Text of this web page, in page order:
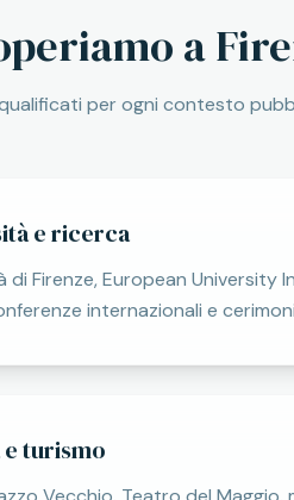
a
per ogni contesto
e ricerca
di Firenze, European University
internazionali e
turismo